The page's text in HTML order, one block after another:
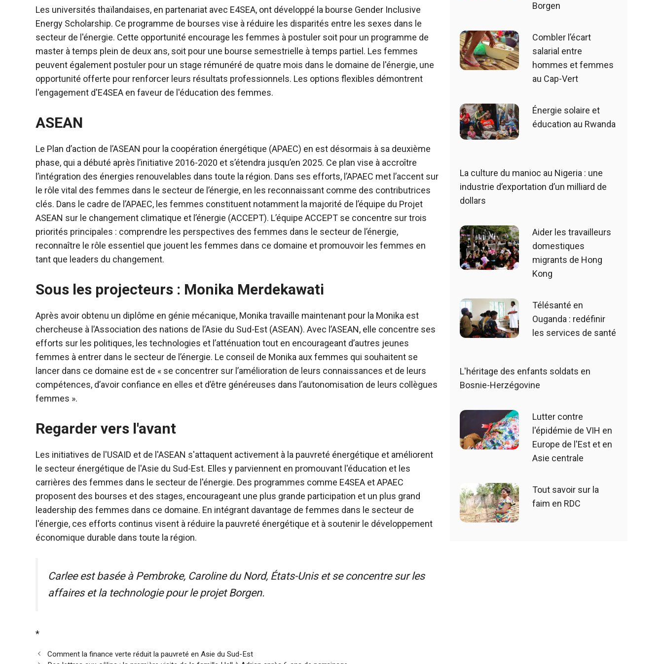
Les universités thaïlandaises, en partenariat avec E4SEA, ont développé la bourse Gender Inclusive
Energy Scholarship. Ce programme de bourses vise à réduire les disparités entre les sexes dans le
secteur de l'énergie. Cette opportunité encourage les femmes à postuler soit pour un programme de
master à temps plein de deux ans, soit pour une bourse semestrielle à temps partiel. Les femmes
peuvent également postuler pour un stage rémunéré de quatre mois dans le domaine de l'énergie, une
opportunité offerte pour renforcer leurs résultats professionnels. Les options flexibles démontrent
l'engagement d'E4SEA en faveur de l'éducation des femmes.
ASEAN
Le Plan d’action de l’ASEAN pour la coopération énergétique (APAEC) en est désormais à sa deuxième
phase, qui a débuté après l’initiative 2016-2020 et s’étendra jusqu’en 2025. Ce plan vise à accroître
l’intégration des énergies renouvelables dans toute la région. Dans ses efforts, l’APAEC met l’accent sur
le rôle vital des femmes dans le secteur de l’énergie, en les reconnaissant comme des contributrices
clés. Dans le cadre de l’APAEC, les femmes constituent notamment la majorité de l’équipe du Projet
ASEAN sur le changement climatique et l’énergie (ACCEPT). L’équipe ACCEPT se concentre sur trois
priorités principales : comprendre les perspectives des femmes dans le secteur de l’énergie,
reconnaître le rôle essentiel que jouent les femmes dans ce domaine et promouvoir les femmes en
tant que leaders du changement.
Sous les projecteurs : Monika Merdekawati
Après avoir obtenu un diplôme en génie mécanique, Monika travaille maintenant pour la Monika est
chercheuse à l’Association des nations de l’Asie du Sud-Est (ASEAN). Avec l’ASEAN, elle concentre ses
efforts sur les politiques, les technologies et l’atténuation tout en encourageant d’autres jeunes
femmes à entrer dans le secteur de l’énergie. Le conseil de Monika aux femmes qui souhaitent se
lancer dans ce domaine est de « se concentrer sur l’amélioration de leurs connaissances et de leurs
compétences, d’avoir confiance en elles et d’être généreuses dans l’autonomisation de leurs collègues
femmes ».
Regarder vers l'avant
Les initiatives de l'USAID et de l'ASEAN s'attaquent activement à la pauvreté énergétique et améliorent
le secteur énergétique de l'Asie du Sud-Est. Elles y parviennent en promouvant l'éducation et les
carrières des femmes dans le secteur de l'énergie. Des programmes comme E4SEA et APAEC
proposent des bourses et des stages, encourageant une plus grande participation et un plus grand
leadership des femmes dans ce domaine. En intégrant davantage de femmes dans le secteur de
l'énergie, ces efforts continus visent à réduire la pauvreté énergétique et à soutenir le développement
économique durable dans toute la région.
Carlee est basée à Pembroke, Caroline du Nord, États-Unis et se concentre sur les
affaires et la technologie pour le projet Borgen.
*
Comment la finance verte réduit la pauvreté en Asie du Sud-Est
Borgen
Combler l’écart
salarial entre
hommes et femmes
au Cap-Vert
Énergie solaire et
éducation au Rwanda
La culture du manioc au Nigeria : une
industrie d’exportation d’un milliard de
dollars
Aider les travailleurs
domestiques
migrants de Hong
Kong
Télésanté en
Ouganda : redéfinir
les services de santé
L'héritage des enfants soldats en
Bosnie-Herzégovine
Lutter contre
l'épidémie de VIH en
Europe de l'Est et en
Asie centrale
Tout savoir sur la
faim en RDC